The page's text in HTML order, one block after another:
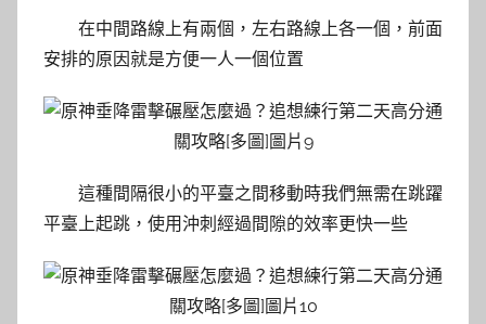
在中間路線上有兩個，左右路線上各一個，前面
安排的原因就是方便一人一個位置
這種間隔很小的平臺之間移動時我們無需在跳躍
平臺上起跳，使用沖刺經過間隙的效率更快一些